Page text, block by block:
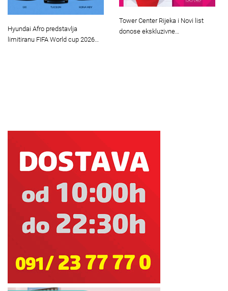
Hyundai Afro predstavlja
limitiranu FIFA World cup 2026…
Tower Center Rijeka i Novi list
donose ekskluzivne…